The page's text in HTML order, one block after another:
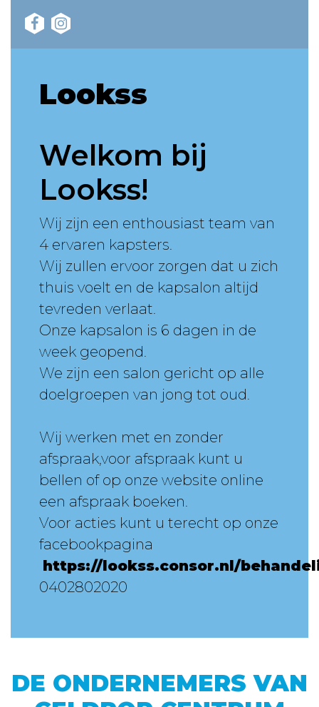
Lookss
Welkom bij
Lookss!
Wij zijn een enthousiast team van
4 ervaren kapsters.
Wij zullen ervoor zorgen dat u zich
thuis voelt en de kapsalon altijd
tevreden verlaat.
Onze kapsalon is 6 dagen in de
week geopend.
We zijn een salon gericht op alle
doelgroepen van jong tot oud.
Wij werken met en zonder
afspraak,voor afspraak kunt u
bellen of op onze website online
een afspraak boeken.
Voor acties kunt u terecht op onze
facebookpagina
https://lookss.consor.nl/
0402802020
DE ONDERNEMERS VAN